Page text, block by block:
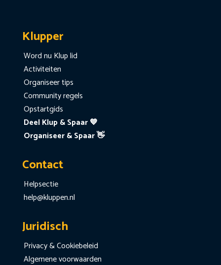
Klupper
Word nu Klup lid
Activiteiten
Organiseer tips
Community regels
Opstartgids
Deel Klup & Spaar 💙
Organiseer & Spaar 👋
Contact
Helpsectie
help@kluppen.nl
Juridisch
Privacy & Cookiebeleid
Algemene voorwaarden